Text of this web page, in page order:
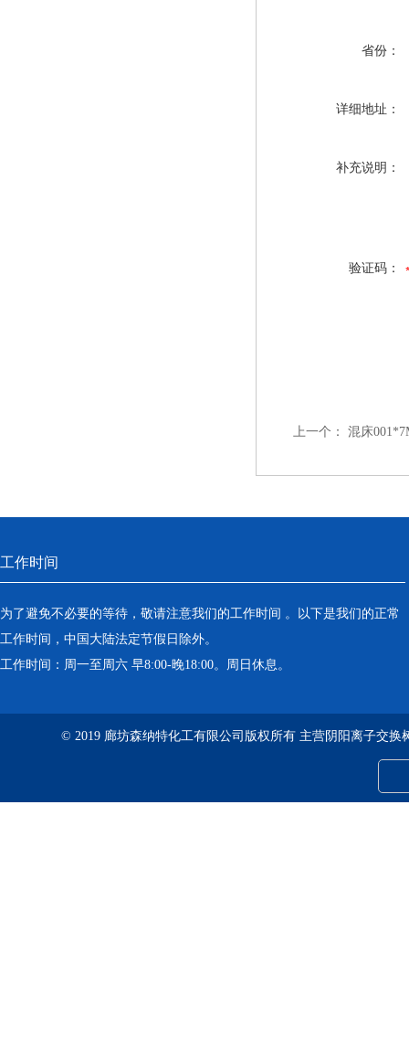
省份：
详细地址：
补充说明：
验证码：
上一个： 混床
工作时间
为了避免不必要的等待，敬请注意我们的工作时间 。以下是我们的正常
工作时间，中国大陆法定节假日除外。
工作时间：周一至周六 早8:00-晚18:00。周日休息。
© 2019 廊坊森纳特化工有限公司版权所有 主营阴阳离子交换